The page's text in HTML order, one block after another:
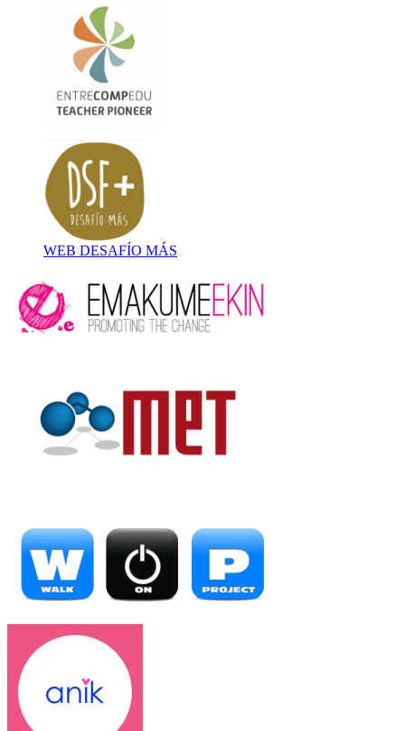
WEB DESAFÍO MÁS